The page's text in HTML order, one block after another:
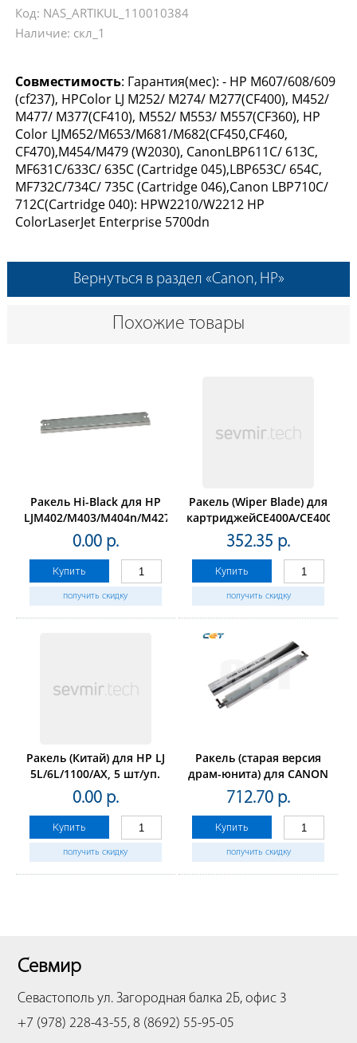
Код: NAS_ARTIKUL_110010384
Наличие: скл_1
Совместимость: Гарантия(мес): - HP M607/608/609
(cf237), HPColor LJ M252/ M274/ M277(CF400), M452/
M477/ M377(CF410), M552/ M553/ M557(CF360), HP
Color LJM652/M653/M681/M682(CF450,CF460,
CF470),M454/M479 (W2030), CanonLBP611C/ 613C,
MF631C/633C/ 635C (Cartridge 045),LBP653C/ 654C,
MF732C/734C/ 735C (Cartridge 046),Canon LBP710C/
712C(Cartridge 040): HPW2210/W2212 HP
ColorLaserJet Enterprise 5700dn
Вернуться в раздел «Canon, HP»
Похожие товары
Ракель Hi-Black для HP
LJM402/M403/M404n/M427/M506/M527/M428dw
0.00 р.
Купить
получить скидку
Ракель (Wiper Blade) для
картриджейCE400A/CE400X/
(ELP Imaging®) 10штук
(цена за упаковку)
352.35 р.
Купить
получить скидку
Ракель (Китай) для HP LJ
5L/6L/1100/AX, 5 шт/уп.
0.00 р.
Купить
получить скидку
Ракель (старая версия
драм-юнита) для CANON
iR
ADVANCEC5030/C5035/
(CET),CET8333
712.70 р.
Купить
получить скидку
Севмир
Севастополь ул. Загородная балка 2Б, офис 3
+7 (978) 228-43-55, 8 (8692) 55-95-05